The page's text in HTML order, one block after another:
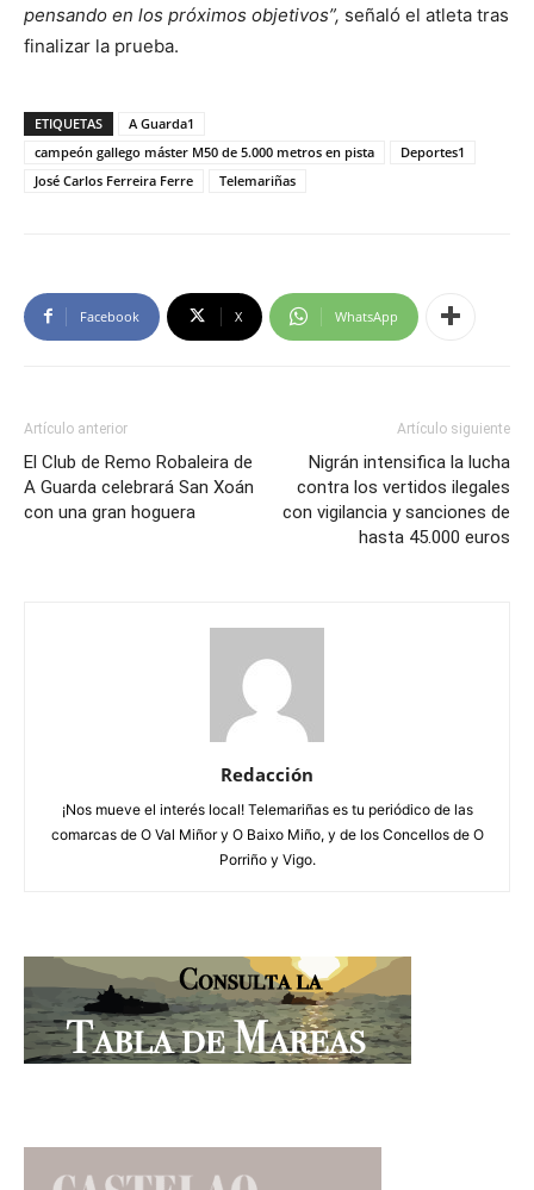
pensando en los próximos objetivos”, señaló el atleta tras
finalizar la prueba.
ETIQUETAS
A Guarda1
campeón gallego máster M50 de 5.000 metros en pista
Deportes1
José Carlos Ferreira Ferre
Telemariñas
Facebook X WhatsApp
Artículo anterior
El Club de Remo Robaleira de
A Guarda celebrará San Xoán
con una gran hoguera
Artículo siguiente
Nigrán intensifica la lucha
contra los vertidos ilegales
con vigilancia y sanciones de
hasta 45.000 euros
Redacción
¡Nos mueve el interés local! Telemariñas es tu periódico de las
comarcas de O Val Miñor y O Baixo Miño, y de los Concellos de O
Porriño y Vigo.